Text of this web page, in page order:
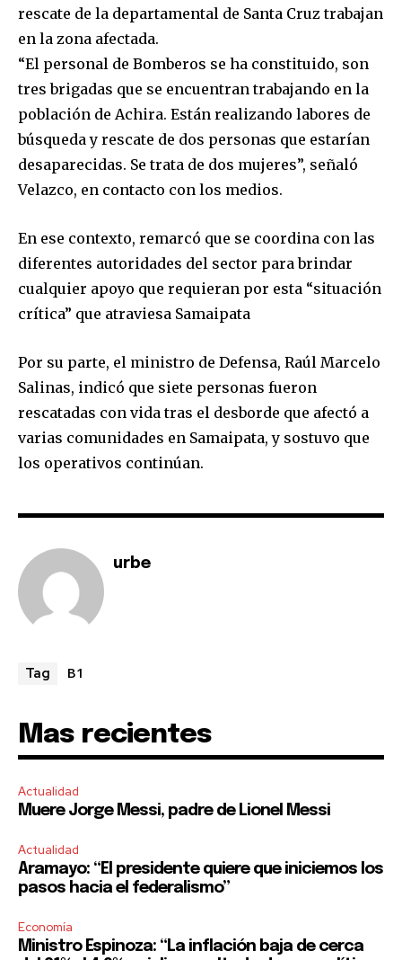
Join our community of
SUBSCRIBERS and be part of the
conversation.
or click the subscribe button below. Don't worry, we respect
safe with us.
I've read and accept the Privacy Policy
rescate de la departamental de Santa Cruz trabajan
en la zona afectada.
“El personal de Bomberos se ha constituido, son
tres brigadas que se encuentran trabajando en la
población de Achira. Están realizando labores de
búsqueda y rescate de dos personas que estarían
desaparecidas. Se trata de dos mujeres”, señaló
Velazco, en contacto con los medios.
En ese contexto, remarcó que se coordina con las
diferentes autoridades del sector para brindar
cualquier apoyo que requieran por esta “situación
crítica” que atraviesa Samaipata
Por su parte, el ministro de Defensa, Raúl Marcelo
Salinas, indicó que siete personas fueron
rescatadas con vida tras el desborde que afectó a
varias comunidades en Samaipata, y sostuvo que
los operativos continúan.
urbe
Tag B1
Mas recientes
Actualidad
Muere Jorge Messi, padre de Lionel Messi
Actualidad
Aramayo: “El presidente quiere que iniciemos los
pasos hacia el federalismo”
Economía
Ministro Espinoza: “La inflación baja de cerca